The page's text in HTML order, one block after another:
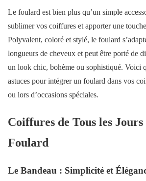
Le foulard est bien plus qu’un simple
sublimer vos coiffures et apporter une
Polyvalent, coloré et stylé, le foulard
longueurs de cheveux et peut être porté de
un look chic, bohème ou sophistiqué. Voici
astuces pour intégrer un foulard dans vos
ou lors d’occasions spéciales.
Coiffures de Tous les Jours
Foulard
Le Bandeau : Simplicité et